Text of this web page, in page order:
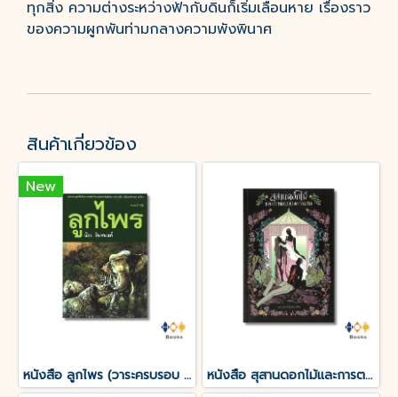
ทุกสิ่ง ความต่างระหว่างฟ้ากับดินก็เริ่มเลือนหาย เรื่องราว
ของความผูกพันท่ามกลางความพังพินาศ
สินค้าเกี่ยวข้อง
New
หนังสือ ลูกไพร (วาระครบรอบ 120 ปีชาตกาลมาลัย ชูพินิจ) หนังสือ สุสานดอกไม้และการตายของความรัก